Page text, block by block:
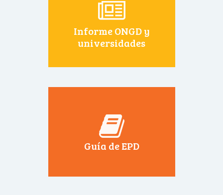
Informe ONGD y
universidades
Guía de EPD